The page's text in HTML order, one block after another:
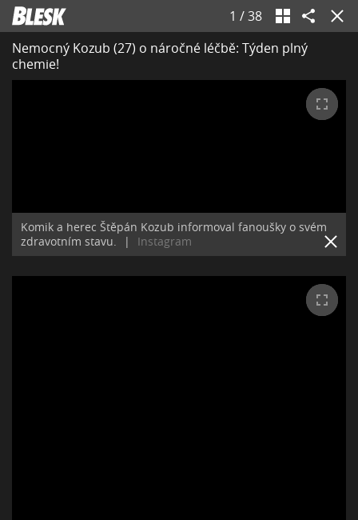
1 /38
Nemocný Kozub (27) o náročné léčbě: Týden plný
chemie!
Komik a herec Štěpán Kozub informoval fanoušky o svém
zdravotním stavu.
| Instagram